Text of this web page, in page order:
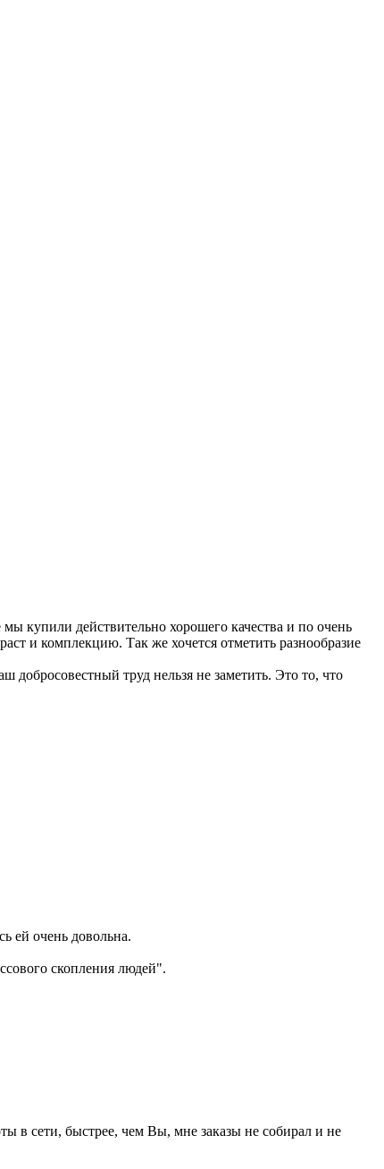
купили действительно хорошего качества и по очень
и комплекцию. Так же хочется отметить разнообразие
труд нельзя не заметить. Это то, что
ей очень довольна.
скопления людей".
в сети, быстрее, чем Вы, мне заказы не собирал и не